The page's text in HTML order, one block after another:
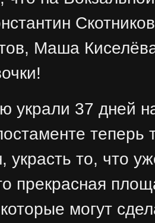
Маша
украли 37 дней
теперь
украсть то, что
прекрасная
могут